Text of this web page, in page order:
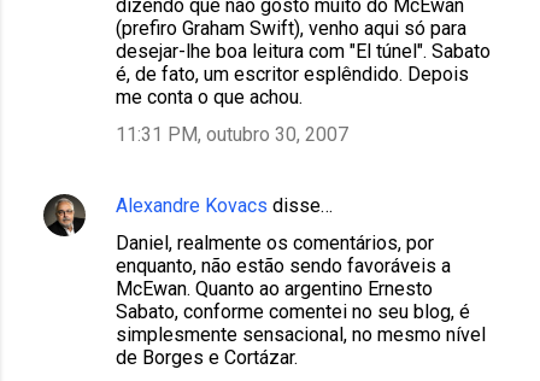
dizendo que não gosto muito do McEwan
(prefiro Graham Swift), venho aqui só para
desejar-lhe boa leitura com "El túnel". Sabato
é, de fato, um escritor esplêndido. Depois
me conta o que achou.
11:31 PM, outubro 30, 2007
Alexandre Kovacs disse…
Daniel, realmente os comentários, por
enquanto, não estão sendo favoráveis a
McEwan. Quanto ao argentino Ernesto
Sabato, conforme comentei no seu blog, é
simplesmente sensacional, no mesmo nível
de Borges e Cortázar.